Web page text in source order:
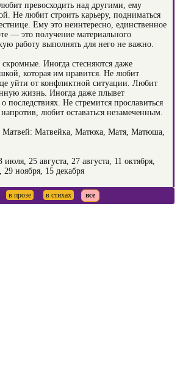
превосходить над другими, ему
Не любит строить карьеру, подниматься
Ему это неинтересно, единственное
— это получение материального
работу выполнять для него не важно.
Иногда стесняются даже
которая им нравится. Не любит
уйти от конфликтной ситуации. Любит
жизнь. Иногда даже плывет
последствиях. Не стремится прославиться
любит оставаться незамеченным.
Матвейка, Матюха, Матя, Матюша,
25 августа, 27 августа, 11 октября,
29 ноября, 15 декабря
в прозе в стихах все